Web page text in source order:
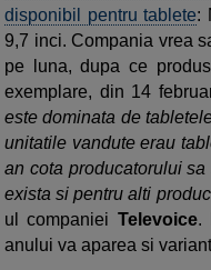
disponibil pentru tablete:
9,7 inci. Compania vrea
pe luna, dupa ce
exemplare, din 14
este dominata de
unitatile vandute erau
an cota producatorului
exista si pentru alti
ul companiei Televoice.
anului va aparea si